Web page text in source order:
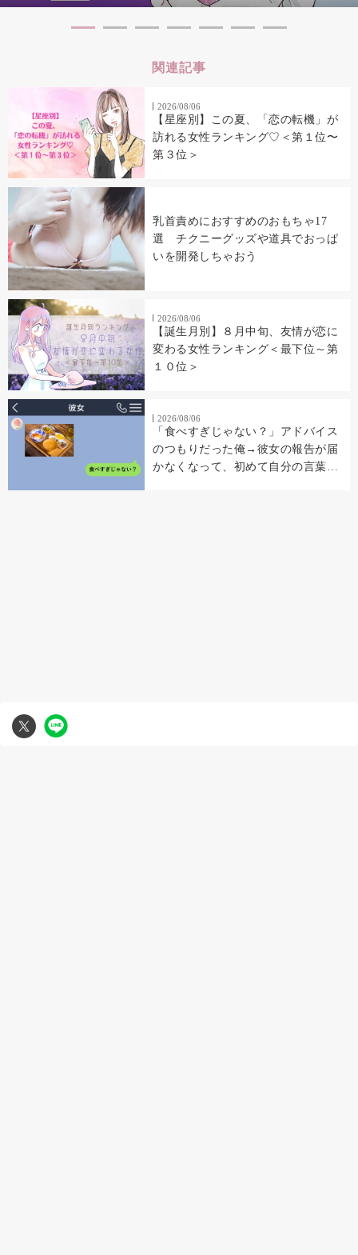
関連記事
2026/08/06
【星座別】この夏、「恋の転機」が
訪れる女性ランキング♡＜第１位〜
第３位＞
乳首責めにおすすめのおもちゃ17
選 チクニーグッズや道具でおっぱ
いを開発しちゃおう
2026/08/06
【誕生月別】８月中旬、友情が恋に
変わる女性ランキング＜最下位～第
１０位＞
2026/08/06
「食べすぎじゃない？」アドバイス
のつもりだった俺→彼女の報告が届
かなくなって、初めて自分の言葉を